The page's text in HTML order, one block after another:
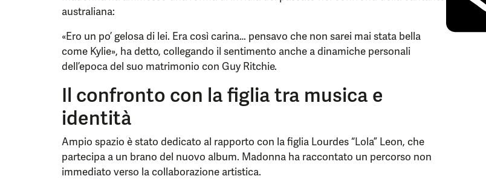
australiana:
«Ero un po’ gelosa di lei. Era così carina… pensavo che non sarei mai stata bella
come Kylie», ha detto, collegando il sentimento anche a dinamiche personali
dell’epoca del suo matrimonio con Guy Ritchie.
Il confronto con la figlia tra musica e
identità
Ampio spazio è stato dedicato al rapporto con la figlia Lourdes “Lola” Leon, che
partecipa a un brano del nuovo album. Madonna ha raccontato un percorso non
immediato verso la collaborazione artistica.